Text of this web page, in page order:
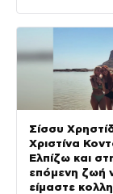
Σίσσυ
Χριστίνα
Ελπίζω και
επόμενη ζωή
είμαστε